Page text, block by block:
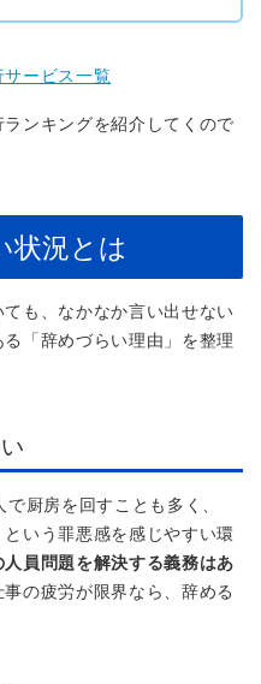
ービス一覧
ンキングを紹介してくので
状況とは
ても、なかなか言い出せない
「辞めづらい理由」を整理
厨房を回すことも多く、
いう罪悪感を感じやすい環
員問題を解決する義務はあ
の疲労が限界なら、辞める